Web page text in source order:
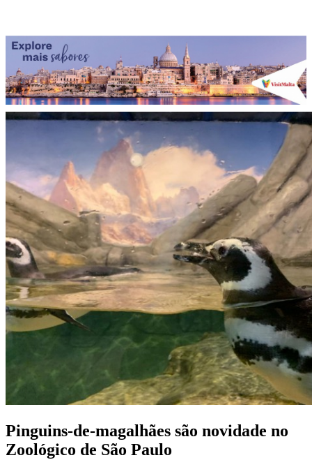
Pinguins-de-magalhães são novidade no
Zoológico de São Paulo